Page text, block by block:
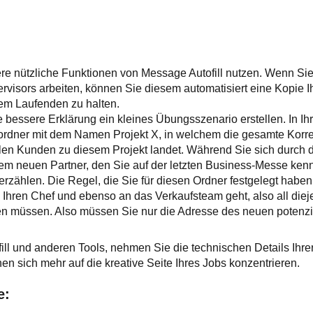
nützliche Funktionen von Message Autofill nutzen. Wenn
arbeiten, können Sie diesem automatisiert eine Kopie
Laufenden zu halten.
bessere Erklärung ein kleines Übungsszenario erstellen. In
mit dem Namen Projekt X, in welchem die gesamte
Kunden zu diesem Projekt landet. Während Sie sich durch
neuen Partner, den Sie auf der letzten Business-Messe
Die Regel, die Sie für diesen Ordner festgelegt
Chef und ebenso an das Verkaufsteam geht, also all
müssen. Also müssen Sie nur die Adresse des neuen
und anderen Tools, nehmen Sie die technischen Details
sich mehr auf die kreative Seite Ihres Jobs konzentrieren.